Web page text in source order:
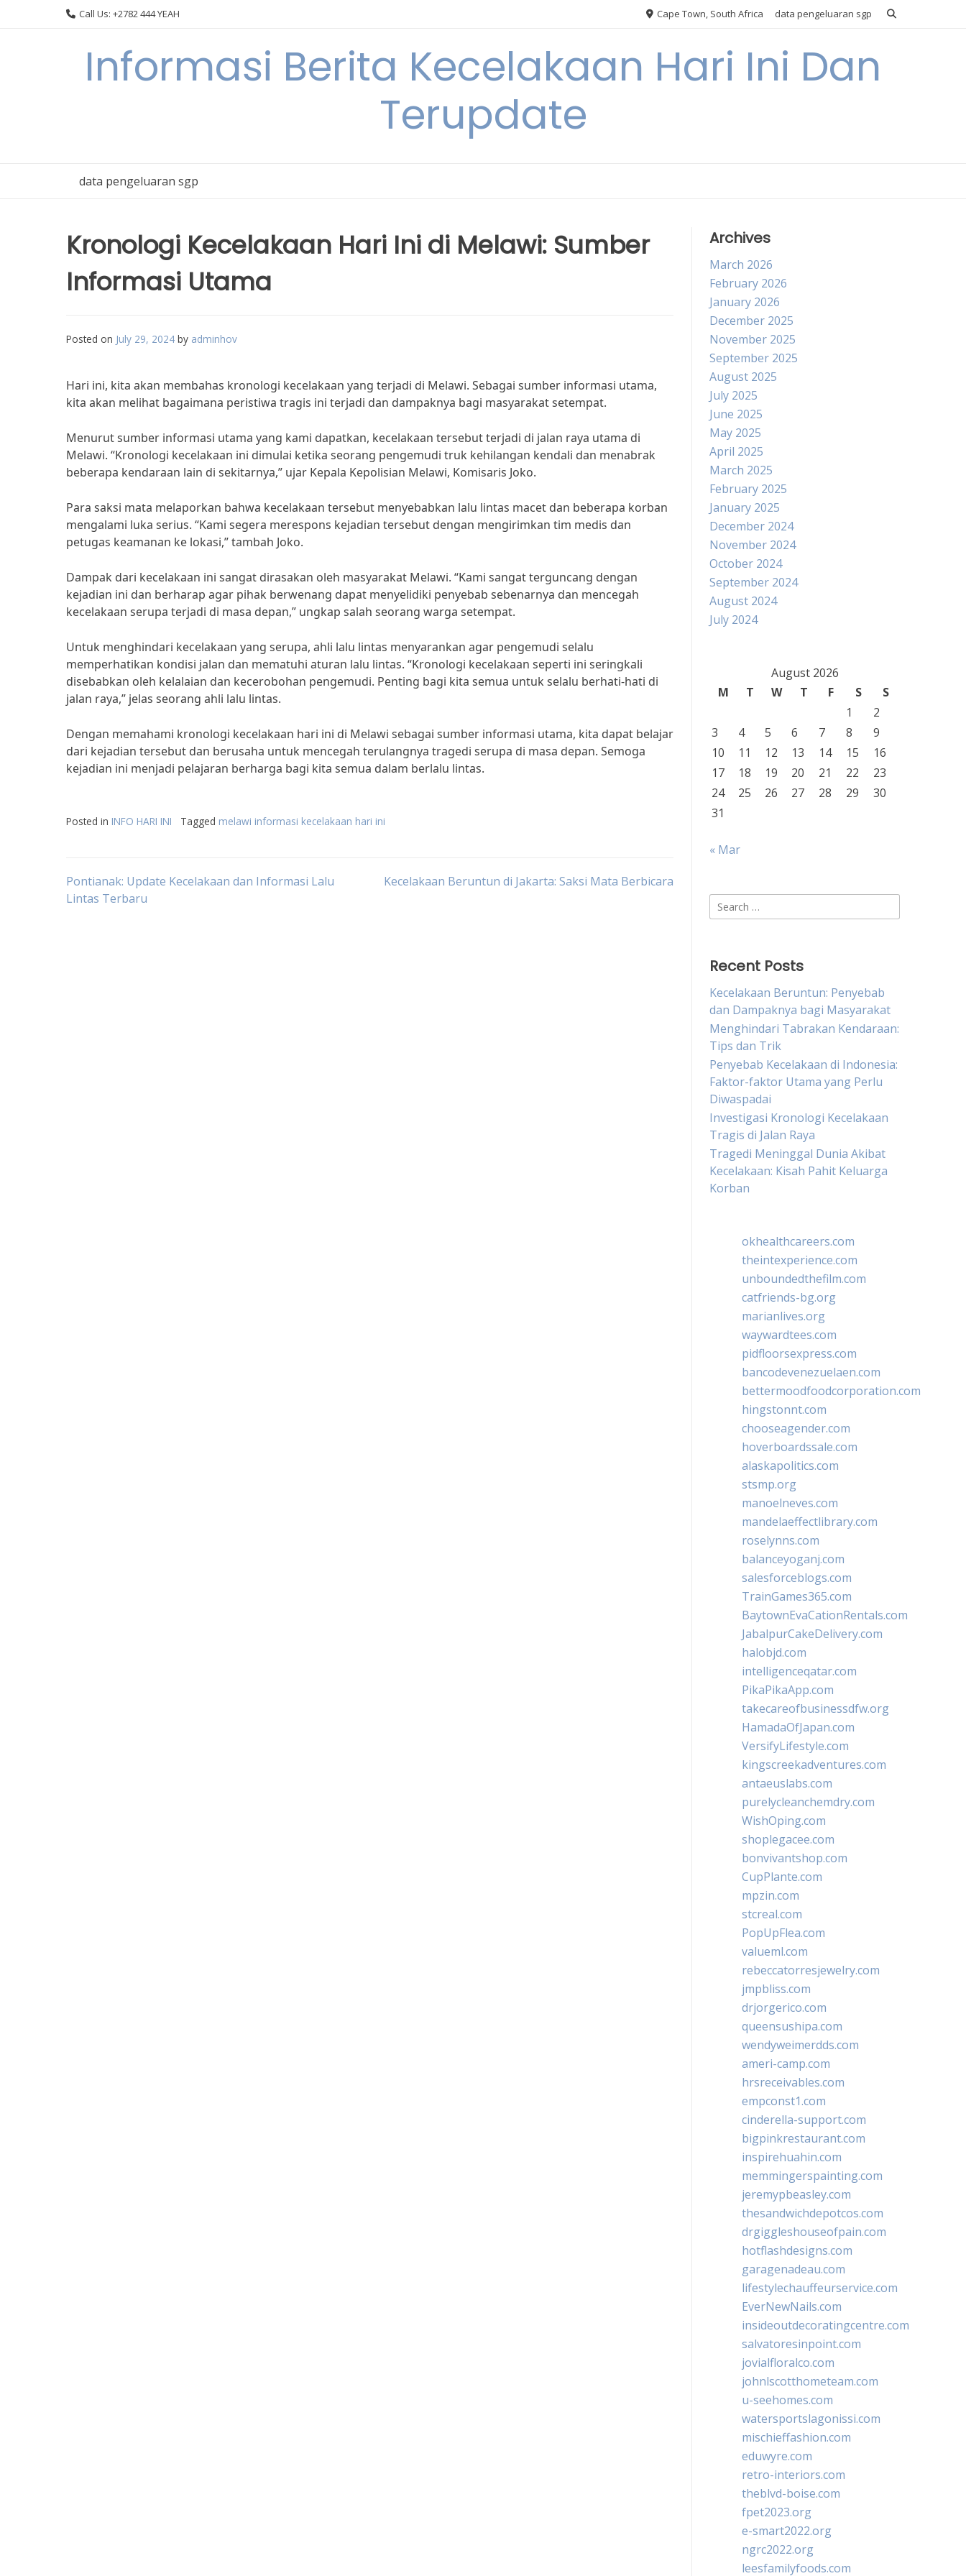
Call Us: +2782 444 YEAH Cape Town, South Africa data pengeluaran sgp
Informasi Berita Kecelakaan Hari Ini Dan
Terupdate
data pengeluaran sgp
Kronologi Kecelakaan Hari Ini di Melawi: Sumber
Informasi Utama
Posted on July 29, 2024 by adminhov
Hari ini, kita akan membahas kronologi kecelakaan yang terjadi di Melawi. Sebagai sumber informasi utama,
kita akan melihat bagaimana peristiwa tragis ini terjadi dan dampaknya bagi masyarakat setempat.
Menurut sumber informasi utama yang kami dapatkan, kecelakaan tersebut terjadi di jalan raya utama di
Melawi. “Kronologi kecelakaan ini dimulai ketika seorang pengemudi truk kehilangan kendali dan menabrak
beberapa kendaraan lain di sekitarnya,” ujar Kepala Kepolisian Melawi, Komisaris Joko.
Para saksi mata melaporkan bahwa kecelakaan tersebut menyebabkan lalu lintas macet dan beberapa korban
mengalami luka serius. “Kami segera merespons kejadian tersebut dengan mengirimkan tim medis dan
petugas keamanan ke lokasi,” tambah Joko.
Dampak dari kecelakaan ini sangat dirasakan oleh masyarakat Melawi. “Kami sangat terguncang dengan
kejadian ini dan berharap agar pihak berwenang dapat menyelidiki penyebab sebenarnya dan mencegah
kecelakaan serupa terjadi di masa depan,” ungkap salah seorang warga setempat.
Untuk menghindari kecelakaan yang serupa, ahli lalu lintas menyarankan agar pengemudi selalu
memperhatikan kondisi jalan dan mematuhi aturan lalu lintas. “Kronologi kecelakaan seperti ini seringkali
disebabkan oleh kelalaian dan kecerobohan pengemudi. Penting bagi kita semua untuk selalu berhati-hati di
jalan raya,” jelas seorang ahli lalu lintas.
Dengan memahami kronologi kecelakaan hari ini di Melawi sebagai sumber informasi utama, kita dapat belajar
dari kejadian tersebut dan berusaha untuk mencegah terulangnya tragedi serupa di masa depan. Semoga
kejadian ini menjadi pelajaran berharga bagi kita semua dalam berlalu lintas.
Posted in INFO HARI INI Tagged melawi informasi kecelakaan hari ini
Post
Pontianak: Update Kecelakaan dan Informasi Lalu
Lintas Terbaru
Kecelakaan Beruntun di Jakarta: Saksi Mata Berbicara
Archives
March 2026
February 2026
January 2026
December 2025
November 2025
September 2025
August 2025
July 2025
June 2025
May 2025
April 2025
March 2025
February 2025
January 2025
December 2024
November 2024
October 2024
September 2024
August 2024
July 2024
August 2026
M
T W T F S
S
1
2
3
4 5 6 7 8
9
10
11 12 13 14 15
16
17
18 19 20 21 22
23
24
25 26 27 28 29
30
31
« Mar
Search
for:
Recent Posts
Kecelakaan Beruntun: Penyebab
dan Dampaknya bagi Masyarakat
Menghindari Tabrakan Kendaraan:
Tips dan Trik
Penyebab Kecelakaan di Indonesia:
Faktor-faktor Utama yang Perlu
Diwaspadai
Investigasi Kronologi Kecelakaan
Tragis di Jalan Raya
Tragedi Meninggal Dunia Akibat
Kecelakaan: Kisah Pahit Keluarga
Korban
okhealthcareers.com
theintexperience.com
unboundedthefilm.com
catfriends-bg.org
marianlives.org
waywardtees.com
pidfloorsexpress.com
bancodevenezuelaen.com
bettermoodfoodcorporation.com
hingstonnt.com
chooseagender.com
hoverboardssale.com
alaskapolitics.com
stsmp.org
manoelneves.com
mandelaeffectlibrary.com
roselynns.com
balanceyoganj.com
salesforceblogs.com
TrainGames365.com
BaytownEvaCationRentals.com
JabalpurCakeDelivery.com
halobjd.com
intelligenceqatar.com
PikaPikaApp.com
takecareofbusinessdfw.org
HamadaOfJapan.com
VersifyLifestyle.com
kingscreekadventures.com
antaeuslabs.com
purelycleanchemdry.com
WishOping.com
shoplegacee.com
bonvivantshop.com
CupPlante.com
mpzin.com
stcreal.com
PopUpFlea.com
valueml.com
rebeccatorresjewelry.com
jmpbliss.com
drjorgerico.com
queensushipa.com
wendyweimerdds.com
ameri-camp.com
hrsreceivables.com
empconst1.com
cinderella-support.com
bigpinkrestaurant.com
inspirehuahin.com
memmingerspainting.com
jeremypbeasley.com
thesandwichdepotcos.com
drgiggleshouseofpain.com
hotflashdesigns.com
garagenadeau.com
lifestylechauffeurservice.com
EverNewNails.com
insideoutdecoratingcentre.com
salvatoresinpoint.com
jovialfloralco.com
johnlscotthometeam.com
u-seehomes.com
watersportslagonissi.com
mischieffashion.com
eduwyre.com
retro-interiors.com
theblvd-boise.com
fpet2023.org
e-smart2022.org
ngrc2022.org
leesfamilyfoods.com